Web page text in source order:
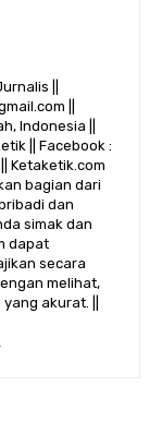
||
||
Indonesia ||
|| Facebook :
Ketaketik.com
bagian dari
dan
simak dan
dapat
secara
melihat,
akurat. ||